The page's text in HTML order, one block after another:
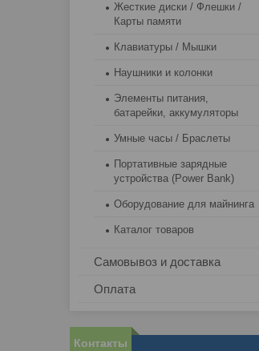
Жесткие диски / Флешки /
Карты памяти
Клавиатуры / Мышки
Наушники и колонки
Элементы питания,
батарейки, аккумуляторы
Умные часы / Браслеты
Портативные зарядные
устройства (Power Bank)
Оборудование для майнинга
Каталог товаров
Самовывоз и доставка
Оплата
Контакты